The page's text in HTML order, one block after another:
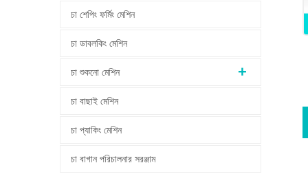
চা শেপিং ফর্মিং মেশিন
চা ডাবলকিং মেশিন
চা শুকনো মেশিন
চা বাছাই মেশিন
চা প্যাকিং মেশিন
চা বাগান পরিচালনার সরঞ্জাম